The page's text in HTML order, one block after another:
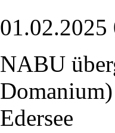
01.02.2025
NABU
Edersee